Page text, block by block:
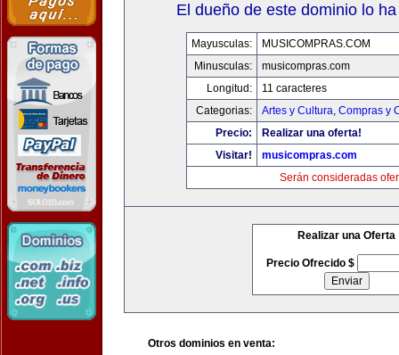
El dueño de este dominio lo
Mayusculas:
MUSICOMPRAS.COM
Minusculas:
musicompras.com
Longitud:
11 caracteres
Categorias:
Artes y Cultura, Compras y
Precio:
Realizar una oferta!
Visitar!
musicompras.com
Serán consideradas
Realizar una Oferta
Precio Ofrecido $
Otros dominios en venta: